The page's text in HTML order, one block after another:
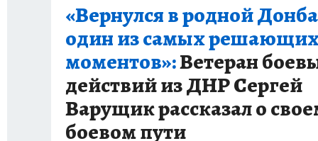
ГИД ПОТРЕБИТЕЛЯ ВСЕ О КП РАДИО
«Вернулся в родной
один из самых
моментов»:Ветеран
действий из ДНР Сергей
Варущик рассказал о
боевом пути